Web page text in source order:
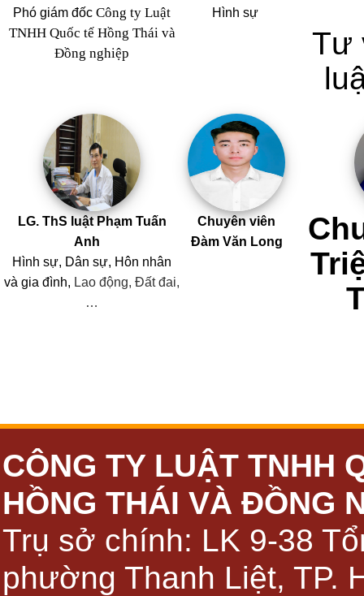
Phó giám đốc Công ty Luật
TNHH Quốc tế Hồng Thái và
Đồng nghiệp
Hình sự
Tư
LG. ThS luật Phạm Tuấn
Anh
Hình sự, Dân sự, Hôn nhân
và gia đình, Lao động, Đất đai,
…
Chuyên viên
Đàm Văn Long
CÔNG TY LUẬT TNHH
HỒNG THÁI VÀ ĐỒNG
Trụ sở chính: LK 9-38
phường Thanh Liệt, TP.